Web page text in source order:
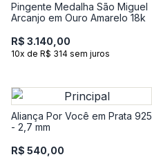
Pingente Medalha São Miguel
Arcanjo em Ouro Amarelo 18k
R$ 3.140,00
10x de R$ 314 sem juros
Aliança Por Você em Prata 925
- 2,7 mm
R$ 540,00